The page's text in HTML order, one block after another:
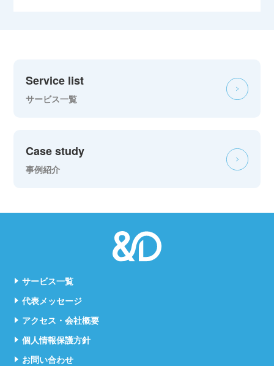
Service list
サービス一覧
Case study
事例紹介
サービス一覧
代表メッセージ
アクセス・会社概要
個人情報保護方針
お問い合わせ